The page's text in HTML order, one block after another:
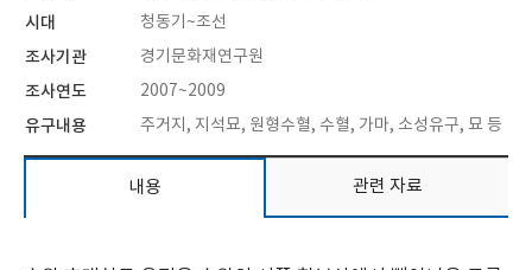
시대 청동기~조선
조사기관 경기문화재연구원
조사연도 2007~2009
유구내용 주거지, 지석묘, 원형수혈, 수혈, 가마, 소성유구, 묘 등
내용 관련 자료